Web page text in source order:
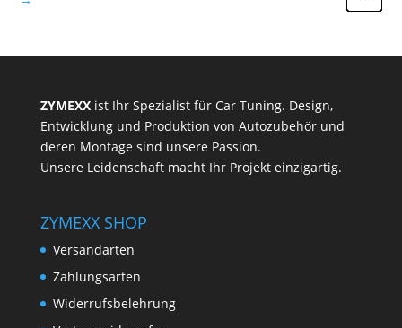
ZYMEXXist Ihr Spezialist für Car Tuning. Design,
Entwicklung und Produktion von Autozubehör und
deren Montage sind unsere Passion.
Unsere Leidenschaft macht Ihr Projekt einzigartig.
ZYMEXX SHOP
Versandarten
Zahlungsarten
Widerrufsbelehrung